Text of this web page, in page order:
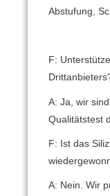
Abstufung,
F:
A: Ja, wir
Qualitätstest
F: Ist das
A: Nein. Wir